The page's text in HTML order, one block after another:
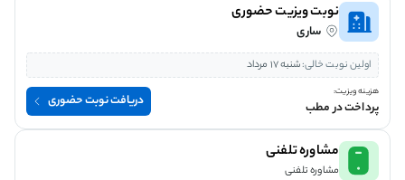
نوبت ویزیت حضوری
ساری
اولین نوبت خالی:شنبه 17 مرداد
هزینه ویزیت:
پرداخت در مطب دریافت نوبت حضوری
مشاوره تلفنی
مشاوره تلفنی